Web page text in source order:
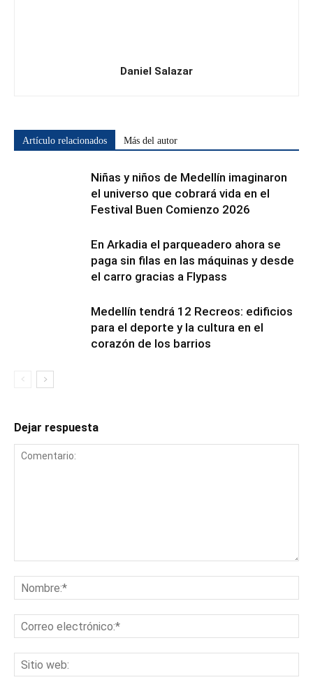
Daniel Salazar
Artículo relacionados Más del autor
Niñas y niños de Medellín imaginaron
el universo que cobrará vida en el
Festival Buen Comienzo 2026
En Arkadia el parqueadero ahora se
paga sin filas en las máquinas y desde
el carro gracias a Flypass
Medellín tendrá 12 Recreos: edificios
para el deporte y la cultura en el
corazón de los barrios
Dejar respuesta